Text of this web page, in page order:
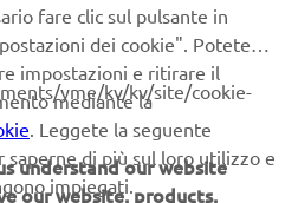
offerte, gli eventi speciali, le
fare clic sul pulsante in
dei cookie". Potete
impostazioni e ritirare il
mediante la
. Leggete la seguente
di più sul loro utilizzo e
impiegati.
yme/kv/kv/site/cookie-
understand our website
our website, products,